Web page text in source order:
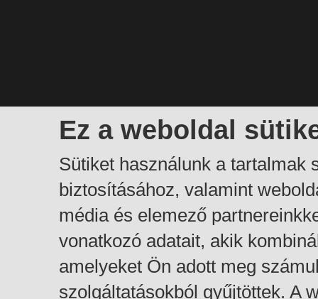
Ez a weboldal
Sütiket használunk a tartalmak
biztosításához, valamint
média és elemező
vonatkozó adatait, akik
amelyeket Ön adott meg
szolgáltatásokból gyűjtöttek. A